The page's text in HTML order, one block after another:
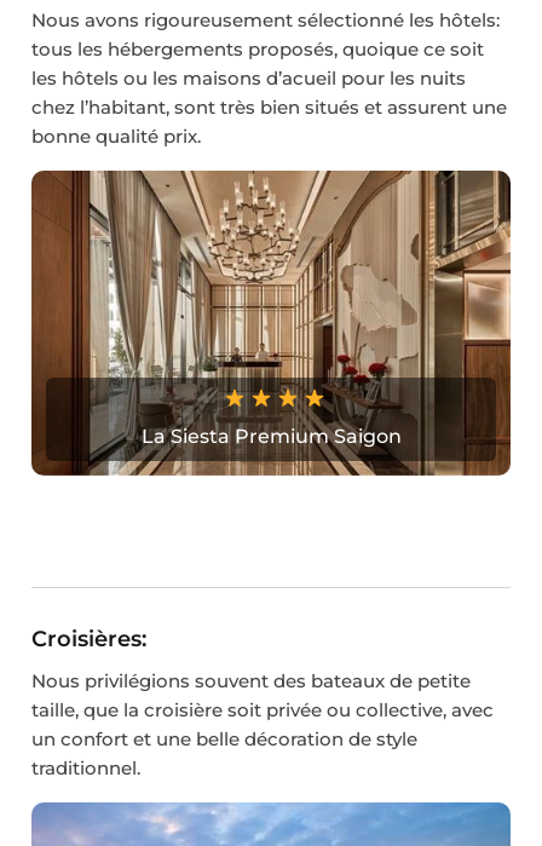
Nous avons rigoureusement sélectionné les hôtels:
tous les hébergements proposés, quoique ce soit
les hôtels ou les maisons d’acueil pour les nuits
chez l’habitant, sont très bien situés et assurent une
bonne qualité prix.
La Siesta Premium Saigon
Croisières:
Nous privilégions souvent des bateaux de petite
taille, que la croisière soit privée ou collective, avec
un confort et une belle décoration de style
traditionnel.